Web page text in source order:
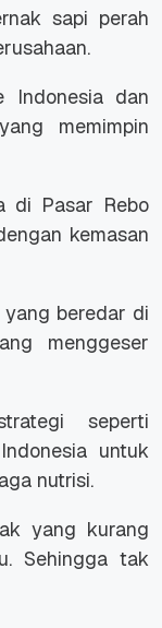
sapi perah
Indonesia dan
memimpin
di Pasar Rebo
kemasan
yang beredar di
menggeser
seperti
untuk
nutrisi.
yang kurang
Sehingga tak